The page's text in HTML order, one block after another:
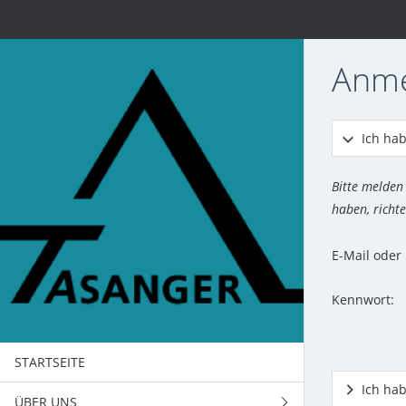
STARTSEITE
ÜBER UNS
Ich
Bitte
haben,
E-Mail
Kennwort:
Ich